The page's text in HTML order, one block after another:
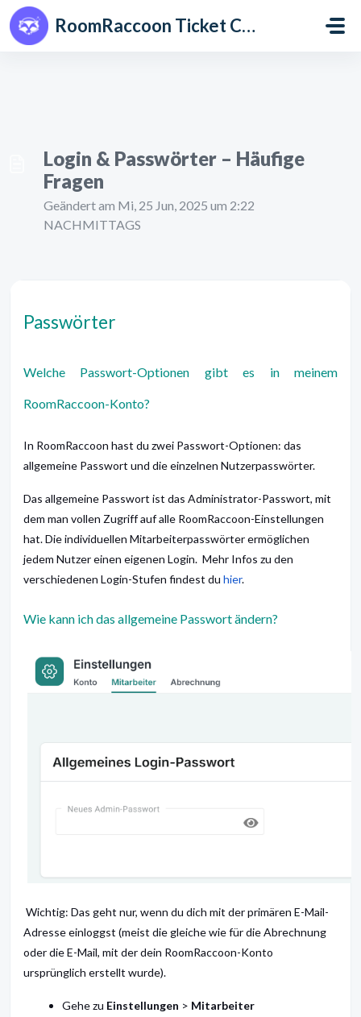
Zum hauptsächlichen Inhalt gehen
RoomRaccoon Ticket Centre
Login & Passwörter – Häufige
Fragen
Geändert am Mi, 25 Jun, 2025 um 2:22
NACHMITTAGS
Passwörter
Welche Passwort-Optionen gibt es in meinem
RoomRaccoon-Konto?
In RoomRaccoon hast du zwei Passwort-Optionen: das
allgemeine Passwort und die einzelnen Nutzerpasswörter.
Das allgemeine Passwort ist das Administrator-Passwort, mit
dem man vollen Zugriff auf alle RoomRaccoon-Einstellungen
hat. Die individuellen Mitarbeiterpasswörter ermöglichen
jedem Nutzer einen eigenen Login. Mehr Infos zu den
verschiedenen Login-Stufen findest du hier.
Wie kann ich das allgemeine Passwort ändern?
Wichtig: Das geht nur, wenn du dich mit der primären E-Mail-
Adresse einloggst (meist die gleiche wie für die Abrechnung
oder die E-Mail, mit der dein RoomRaccoon-Konto
ursprünglich erstellt wurde).
Gehe zu Einstellungen > Mitarbeiter